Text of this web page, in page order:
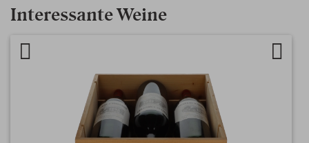
Interessante Weine